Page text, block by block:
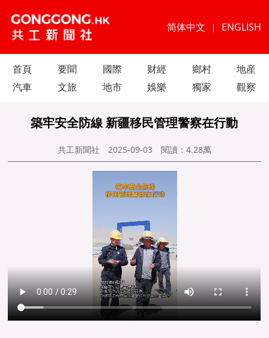
简体中文 | ENGLISH
首頁 要聞 國際 财經 鄉村
地産
汽車
文旅 地市 娛樂 獨家 觀察
築牢安全防線 新疆移民管理警察在行動
共工新聞社 2025-09-03 閱讀： 4.28萬